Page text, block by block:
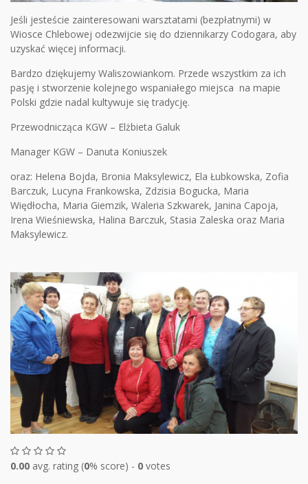
Jeśli jesteście zainteresowani warsztatami (bezpłatnymi) w
Wiosce Chlebowej odezwijcie się do dziennikarzy Codogara, aby
uzyskać więcej informacji.
Bardzo dziękujemy Waliszowiankom. Przede wszystkim za ich
pasję i stworzenie kolejnego wspaniałego miejsca na mapie
Polski gdzie nadal kultywuje się tradycję.
Przewodnicząca KGW – Elżbieta Galuk
Manager KGW – Danuta Koniuszek
oraz: Helena Bojda, Bronia Maksylewicz, Ela Łubkowska, Zofia
Barczuk, Lucyna Frankowska, Zdzisia Bogucka, Maria
Więdłocha, Maria Giemzik, Waleria Szkwarek, Janina Capoja,
Irena Wieśniewska, Halina Barczuk, Stasia Zaleska oraz Maria
Maksylewicz.
0.00 avg. rating (0% score) - 0 votes